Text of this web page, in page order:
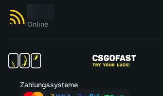
Online
Zahlungssysteme